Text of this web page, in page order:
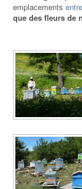
emplacements
que des fleurs de